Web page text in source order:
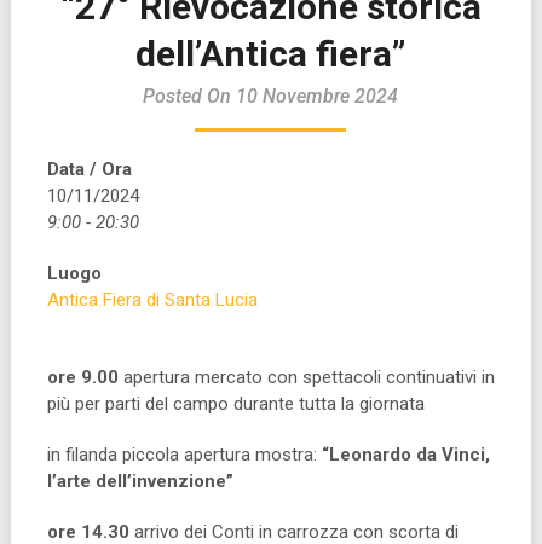
dell’Antica fiera”
Posted On 10 Novembre 2024
Data / Ora
10/11/2024
9:00 - 20:30
Luogo
Antica Fiera di Santa Lucia
ore 9.00 apertura mercato con spettacoli continuativi in
più per parti del campo durante tutta la giornata
in filanda piccola apertura mostra: “Leonardo da Vinci,
l’arte dell’invenzione”
ore 14.30 arrivo dei Conti in carrozza con scorta di